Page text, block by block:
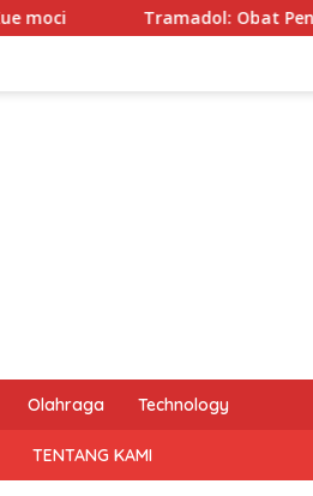
Tramadol: Obat Penghilang Nyeri
Olahraga Technology
TENTANG KAMI